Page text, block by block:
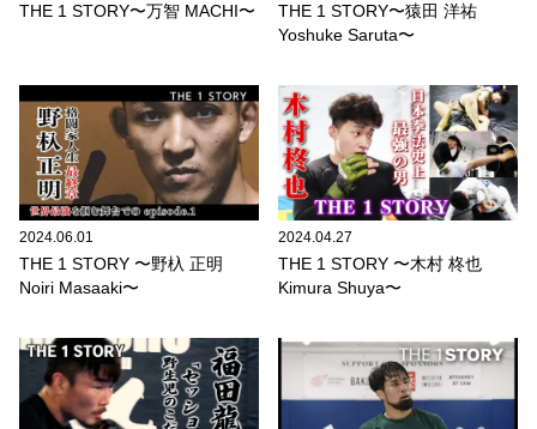
THE 1 STORY〜万智 MACHI〜
THE 1 STORY〜猿田 洋祐
Yoshuke Saruta〜
2024.06.01
THE 1 STORY 〜野杁 正明
Noiri Masaaki〜
2024.04.27
THE 1 STORY 〜木村 柊也
Kimura Shuya〜